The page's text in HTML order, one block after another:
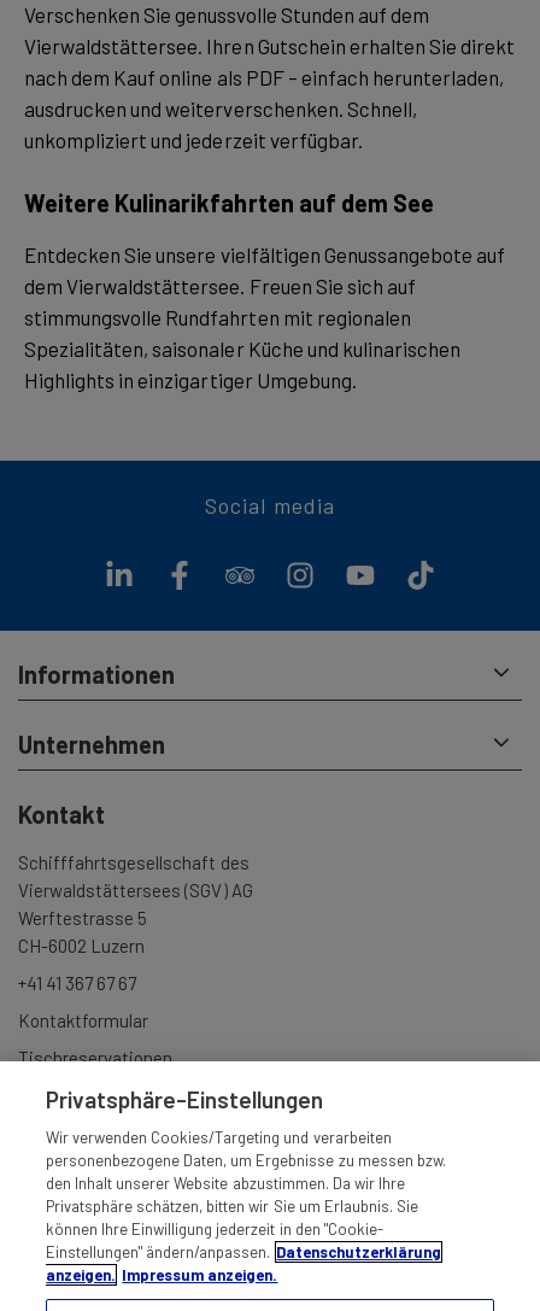
Verschenken Sie genussvolle Stunden auf dem
Vierwaldstättersee. Ihren Gutschein erhalten Sie direkt
nach dem Kauf online als PDF – einfach herunterladen,
ausdrucken und weiterverschenken. Schnell,
unkompliziert und jederzeit verfügbar.
Weitere Kulinarikfahrten auf dem See
Entdecken Sie unsere vielfältigen Genussangebote auf
dem Vierwaldstättersee. Freuen Sie sich auf
stimmungsvolle Rundfahrten mit regionalen
Spezialitäten, saisonaler Küche und kulinarischen
Highlights in einzigartiger Umgebung.
Social media
Informationen
Unternehmen
Kontakt
Schifffahrtsgesellschaft des
Vierwaldstättersees (SGV) AG
Werftestrasse 5
CH-6002 Luzern
+41 41 367 67 67
Kontaktformular
Tischreservationen
Gruppenbuchungen
Newsletter anmelden
Privatsphäre-Einstellungen
Wir verwenden Cookies/Targeting und verarbeiten
personenbezogene Daten, um Ergebnisse zu messen bzw.
den Inhalt unserer Website abzustimmen. Da wir Ihre
Privatsphäre schätzen, bitten wir Sie um Erlaubnis. Sie
können Ihre Einwilligung jederzeit in den "Cookie-
Einstellungen" ändern/anpassen. Datenschutzerklärung
anzeigen. Impressum anzeigen.